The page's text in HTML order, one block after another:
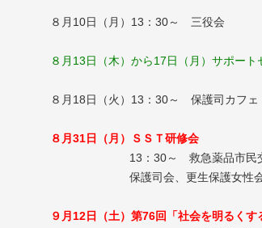
８月10日（月）13：30～ 三役会
８月13日（木）から17日（月）サポート
８月18日（火）13：30～ 保護司カフェ
８月31日（月）ＳＳＴ研修会
13：30～ 救急薬品市民交流
保護司会、更生保護女性会、雇
９月12日（土）第76回「社会を明るくす